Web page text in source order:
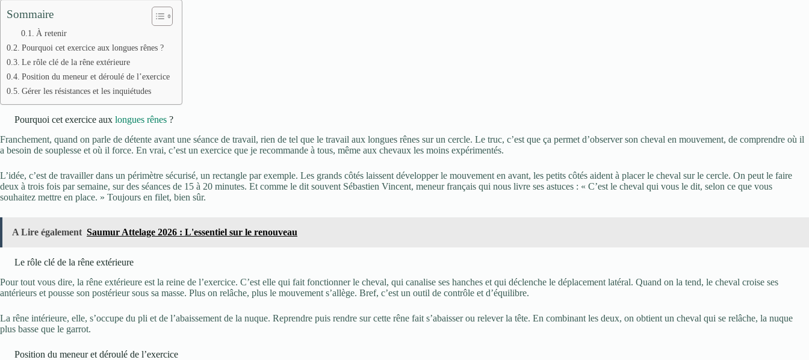
Sommaire
À retenir
Pourquoi cet exercice aux longues rênes ?
Le rôle clé de la rêne extérieure
Position du meneur et déroulé de l’exercice
Gérer les résistances et les inquiétudes
Pourquoi cet exercice aux longues rênes ?
Franchement, quand on parle de détente avant une séance de travail, rien de tel que le travail aux longues rênes sur un cercle. Le truc, c’est que ça permet d’observer son cheval en mouvement, de comprendre où il
a besoin de souplesse et où il force. En vrai, c’est un exercice que je recommande à tous, même aux chevaux les moins expérimentés.
L’idée, c’est de travailler dans un périmètre sécurisé, un rectangle par exemple. Les grands côtés laissent développer le mouvement en avant, les petits côtés aident à placer le cheval sur le cercle. On peut le faire
deux à trois fois par semaine, sur des séances de 15 à 20 minutes. Et comme le dit souvent Sébastien Vincent, meneur français qui nous livre ses astuces : « C’est le cheval qui vous le dit, selon ce que vous
souhaitez mettre en place. » Toujours en filet, bien sûr.
A Lire également Saumur Attelage 2026 : L'essentiel sur le renouveau
Le rôle clé de la rêne extérieure
Pour tout vous dire, la rêne extérieure est la reine de l’exercice. C’est elle qui fait fonctionner le cheval, qui canalise ses hanches et qui déclenche le déplacement latéral. Quand on la tend, le cheval croise ses
antérieurs et pousse son postérieur sous sa masse. Plus on relâche, plus le mouvement s’allège. Bref, c’est un outil de contrôle et d’équilibre.
La rêne intérieure, elle, s’occupe du pli et de l’abaissement de la nuque. Reprendre puis rendre sur cette rêne fait s’abaisser ou relever la tête. En combinant les deux, on obtient un cheval qui se relâche, la nuque
plus basse que le garrot.
Position du meneur et déroulé de l’exercice